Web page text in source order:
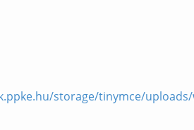
storage/tinymce/uploads/